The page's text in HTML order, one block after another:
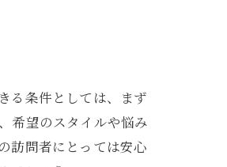
る条件としては、まず
希望のスタイルや悩み
訪問者にとっては安心